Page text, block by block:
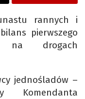
rannych i
pierwszego
na drogach
jednośladów –
Komendanta